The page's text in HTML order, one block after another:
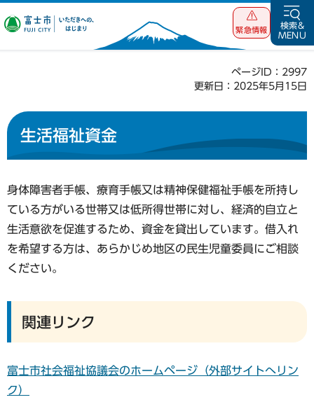
富士市 いただ
緊急情報
検索&
MENU
ページID：2997
更新日：2025年5月15日
生活福祉資金
身体障害者手帳、療育手帳又は精神保健福祉手帳を所持し
ている方がいる世帯又は低所得世帯に対し、経済的自立と
生活意欲を促進するため、資金を貸出しています。借入れ
を希望する方は、あらかじめ地区の民生児童委員にご相談
ください。
関連リンク
富士市社会福祉協議会のホームページ（外部サイトへリン
ク）